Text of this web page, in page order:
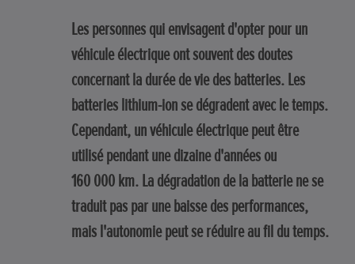
Les personnes qui envisagent d'opter pour un
véhicule électrique ont souvent des doutes
concernant la durée de vie des batteries. Les
batteries lithium-ion se dégradent avec le temps.
Cependant, un véhicule électrique peut être
utilisé pendant une dizaine d'années ou
160 000 km. La dégradation de la batterie ne se
traduit pas par une baisse des performances,
mais l'autonomie peut se réduire au fil du temps.